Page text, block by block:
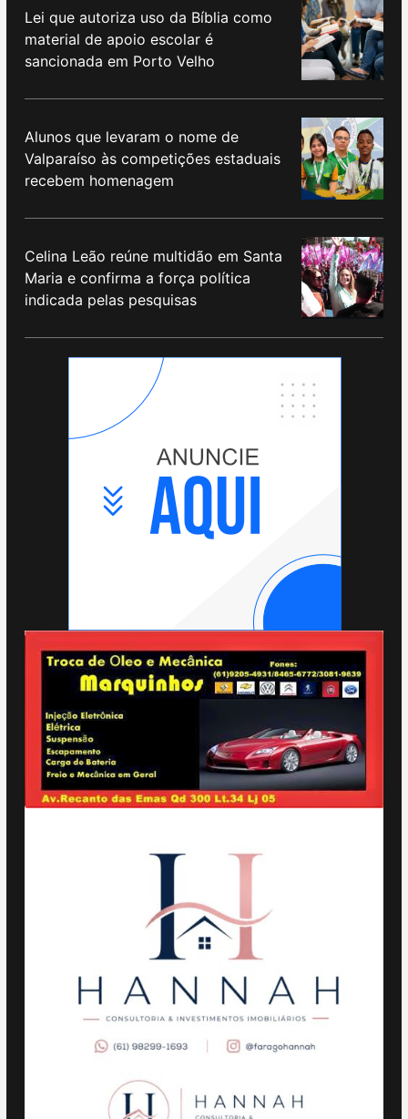
Lei que autoriza uso da Bíblia como
material de apoio escolar é
sancionada em Porto Velho
Alunos que levaram o nome de
Valparaíso às competições estaduais
recebem homenagem
Celina Leão reúne multidão em Santa
Maria e confirma a força política
indicada pelas pesquisas